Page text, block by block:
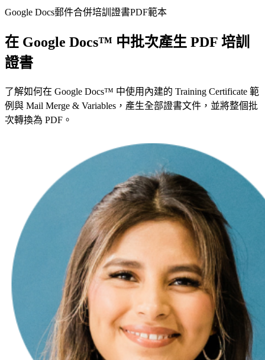
Google Docs郵件合併培訓證書PDF範本
在 Google Docs™ 中批次產生 PDF 培訓
證書
了解如何在 Google Docs™ 中使用內建的 Training Certificate 範
例與 Mail Merge & Variables，產生全部證書文件，並將整個批
次轉換為 PDF。